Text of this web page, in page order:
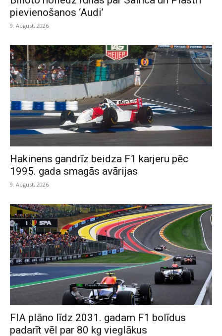
pievienošanos ‘Audi’
9. August, 2026
Hakinens gandrīz beidza F1 karjeru pēc
1995. gada smagās avārijas
9. August, 2026
FIA plāno līdz 2031. gadam F1 bolīdus
padarīt vēl par 80 kg vieglākus